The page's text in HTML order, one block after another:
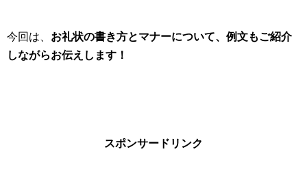
今回は、 お礼状の書き方とマナーについて、例文もご紹介
しながらお伝えします！
スポンサードリンク